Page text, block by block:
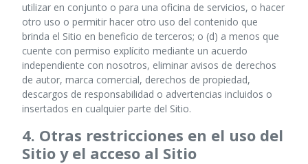
utilizar en conjunto o para una oficina de servicios, o hacer
otro uso o permitir hacer otro uso del contenido que
brinda el Sitio en beneficio de terceros; o (d) a menos que
cuente con permiso explícito mediante un acuerdo
independiente con nosotros, eliminar avisos de derechos
de autor, marca comercial, derechos de propiedad,
descargos de responsabilidad o advertencias incluidos o
insertados en cualquier parte del Sitio.
4. Otras restricciones en el uso del
Sitio y el acceso al Sitio